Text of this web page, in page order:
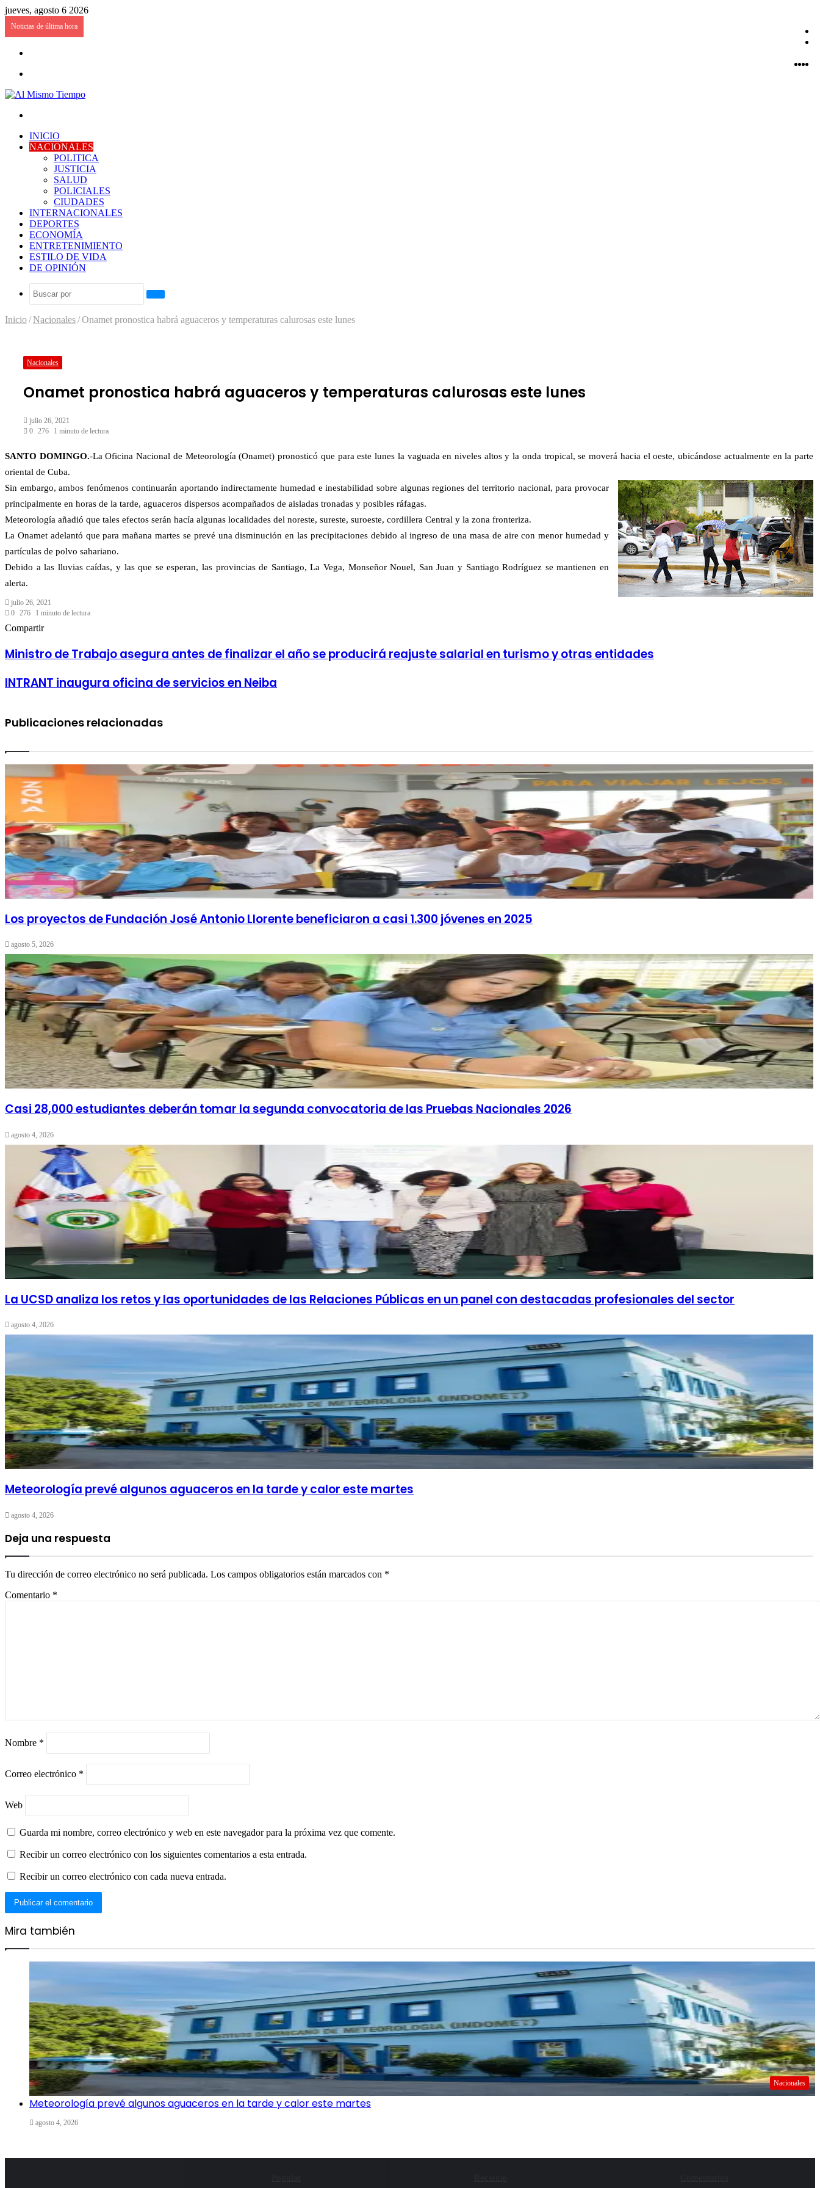
jueves, agosto 6 2026
Noticias de última hora
INICIO
NACIONALES
POLITICA
JUSTICIA
SALUD
POLICIALES
CIUDADES
INTERNACIONALES
DEPORTES
ECONOMÍA
ENTRETENIMIENTO
ESTILO DE VIDA
DE OPINIÓN
Buscar
Inicio/Nacionales/Onamet pronostica habrá aguaceros y temperaturas calurosas este lunes
Nacionales
Onamet pronostica habrá aguaceros y temperaturas calurosas este lunes
julio 26, 2021
0 276 1 minuto de lectura
Facebook
Twitter
LinkedIn
Tumblr
Pinterest
Reddit
Pocket
SANTO DOMINGO.-La Oficina Nacional de Meteorología (Onamet) pronosticó que para este lunes la vaguada en niveles altos y la onda tropical, se moverá hacia el oeste, ubicándose actualmente en la parte
oriental de Cuba.
Sin embargo, ambos fenómenos continuarán aportando indirectamente humedad e inestabilidad sobre algunas regiones del territorio nacional, para provocar
principalmente en horas de la tarde, aguaceros dispersos acompañados de aisladas tronadas y posibles ráfagas.
Meteorología añadió que tales efectos serán hacía algunas localidades del noreste, sureste, suroeste, cordillera Central y la zona fronteriza.
La Onamet adelantó que para mañana martes se prevé una disminución en las precipitaciones debido al ingreso de una masa de aire con menor humedad y
partículas de polvo sahariano.
Debido a las lluvias caídas, y las que se esperan, las provincias de Santiago, La Vega, Monseñor Nouel, San Juan y Santiago Rodríguez se mantienen en
alerta.
julio 26, 2021
0 276 1 minuto de lectura
Facebook
Twitter
LinkedIn
Tumblr
Pinterest
Reddit
Pocket
Compartir
por
correo
Ministro de Trabajo asegura antes de finalizar el año se producirá reajuste salarial en turismo y otras entidades
INTRANT inaugura oficina de servicios en Neiba
Publicaciones relacionadas
Los proyectos de Fundación José Antonio Llorente beneficiaron a casi 1.300 jóvenes en 2025
agosto 5, 2026
Casi 28,000 estudiantes deberán tomar la segunda convocatoria de las Pruebas Nacionales 2026
agosto 4, 2026
La UCSD analiza los retos y las oportunidades de las Relaciones Públicas en un panel con destacadas profesionales del sector
agosto 4, 2026
Meteorología prevé algunos aguaceros en la tarde y calor este martes
agosto 4, 2026
Deja una respuesta
Tu dirección de correo electrónico no será publicada. Los campos obligatorios están marcados con *
Comentario *
Nombre *
Correo electrónico *
Web
Guarda mi nombre, correo electrónico y web en este navegador para la próxima vez que comente.
Recibir un correo electrónico con los siguientes comentarios a esta entrada.
Recibir un correo electrónico con cada nueva entrada.
Mira también
Nacionales
Meteorología prevé algunos aguaceros en la tarde y calor este martes
agosto 4, 2026